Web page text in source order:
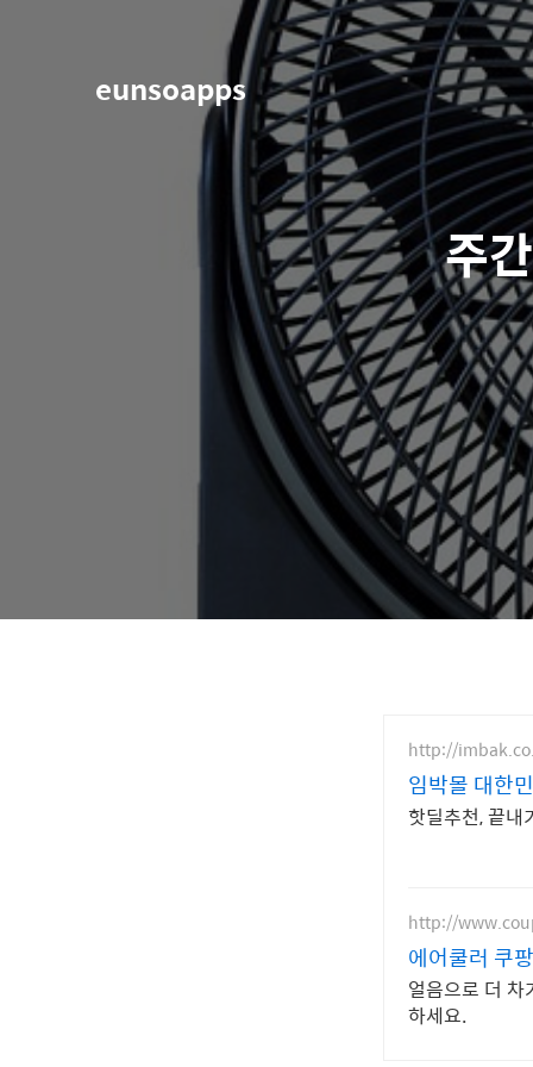
eunsoapps
주
http://
임박몰 대한
핫딜추천, 끝내
http://
에어쿨러 쿠
얼음으로 더
하세요.